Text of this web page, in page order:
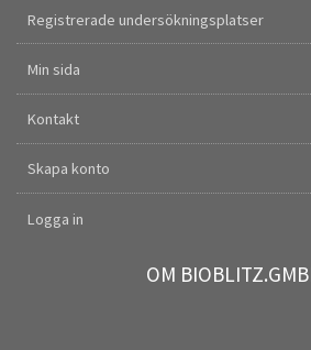
Registrerade undersökningsplatser
Min sida
Kontakt
Skapa konto
Logga in
OM